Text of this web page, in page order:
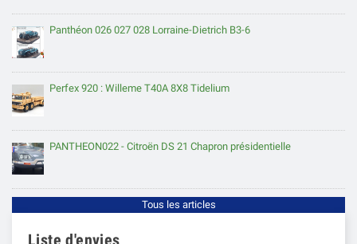
Panthéon 026 027 028 Lorraine-Dietrich B3-6
Perfex 920 : Willeme T40A 8X8 Tidelium
PANTHEON022 - Citroën DS 21 Chapron présidentielle
Tous les articles
Liste d'envies